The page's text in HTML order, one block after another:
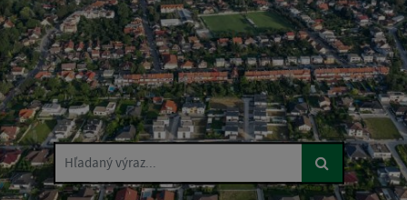
Hľadaný výraz...